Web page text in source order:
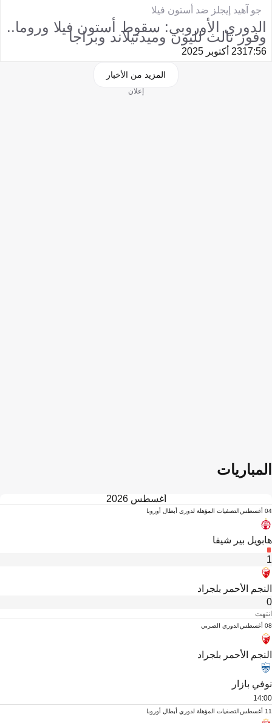
جو آهيد إيجلز ضد أستون فيلا
الدوري الأوروبي: سقوط أستون فيلا وروما..
وفوز ثالث لليون وميدتيلاند وبراجا
17:5623 أكتوبر 2025
المزيد من الأخبار
إعلان
المباريات
أغسطس 2026
04 أغسطس التصفيات المؤهلة لدوري أبطال أوروبا
هابويل بير شيفا
1
النجم الأحمر بلجراد
0
انتهت
08 أغسطس الدوري الصربي
النجم الأحمر بلجراد
نوفي بازار
14:00
11 أغسطس التصفيات المؤهلة لدوري أبطال أوروبا